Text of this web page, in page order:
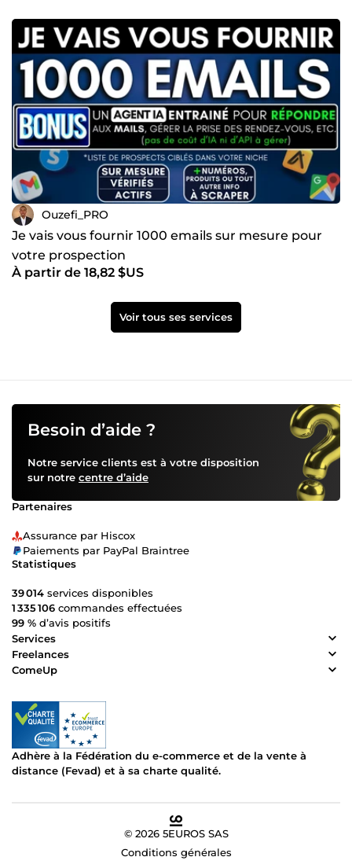
Ouzefi_PRO
Je vais vous fournir 1000 emails sur mesure pour
votre prospection
À partir de 18,82 $US
Voir tous ses services
Besoin d’aide ?
Notre service clients est à votre disposition
sur notre centre d’aide
Partenaires
Assurance par Hiscox
Paiements par PayPal Braintree
Statistiques
39 014 services disponibles
1 335 106 commandes effectuées
99 % d’avis positifs
Services
Freelances
ComeUp
Adhère à la Fédération du e-commerce et de la vente à
distance (Fevad) et à sa charte qualité.
© 2026 5EUROS SAS
Conditions générales